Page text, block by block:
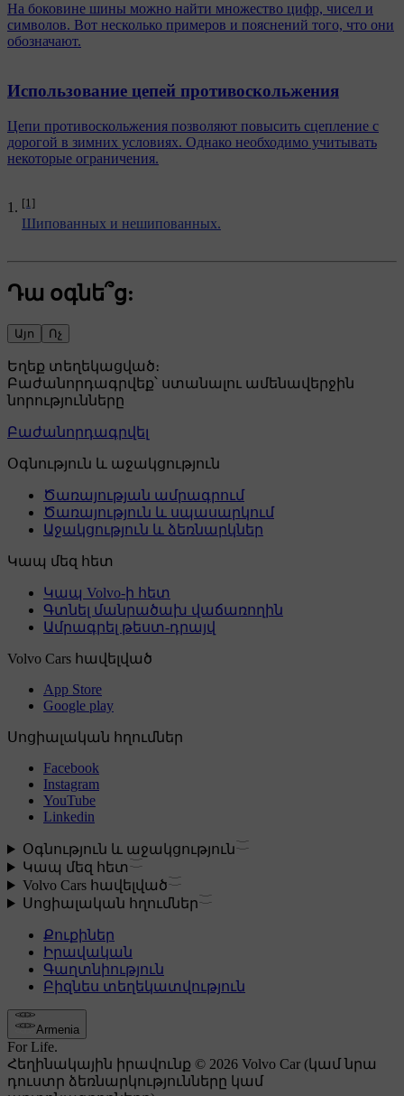
[1]
Шипованных и нешипованных.
На боковине шины можно найти множество цифр, чисел и
символов. Вот несколько примеров и пояснений того, что они
обозначают.
Использование цепей противоскольжения
Цепи противоскольжения позволяют повысить сцепление с
дорогой в зимних условиях. Однако необходимо учитывать
некоторые ограничения.
Դա օգնե՞ց:
Այո Ոչ